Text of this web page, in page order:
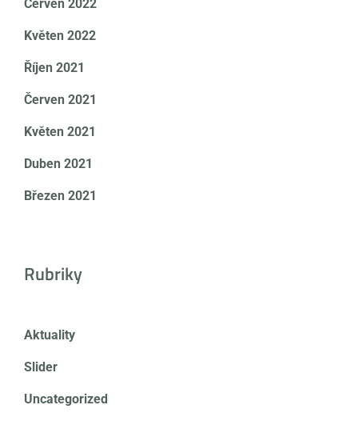
Červen 2022
Květen 2022
Říjen 2021
Červen 2021
Květen 2021
Duben 2021
Březen 2021
Rubriky
Aktuality
Slider
Uncategorized